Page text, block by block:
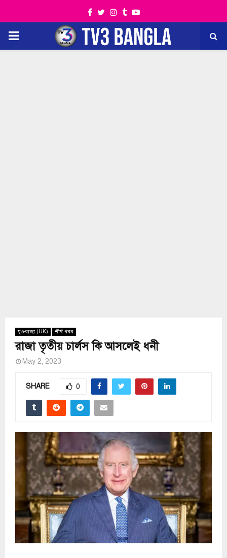
Facebook
TwitterInstagram
TumblrYoutube
PRIMARY
যুক্তরাজ্য (UK) শীর্ষ খবর
রাজা তৃতীয় চার্লস কি আসলেই ধনী
May 2, 2023
SHARE 0